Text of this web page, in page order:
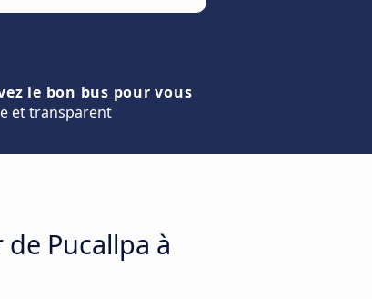
le bon bus pour vous
et transparent
Pucallpa à